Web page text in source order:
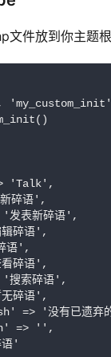
件放到你主题
'Talk',
碎语',
发表新碎语',
碎语',
语',
碎语',
搜索碎语',
碎语',
=> '没有已遗弃
=> '',
'